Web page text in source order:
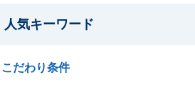
人気キーワード
こだわり条件